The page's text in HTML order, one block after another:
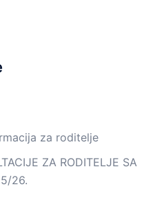
za roditelje
ZA RODITELJE SA
26.